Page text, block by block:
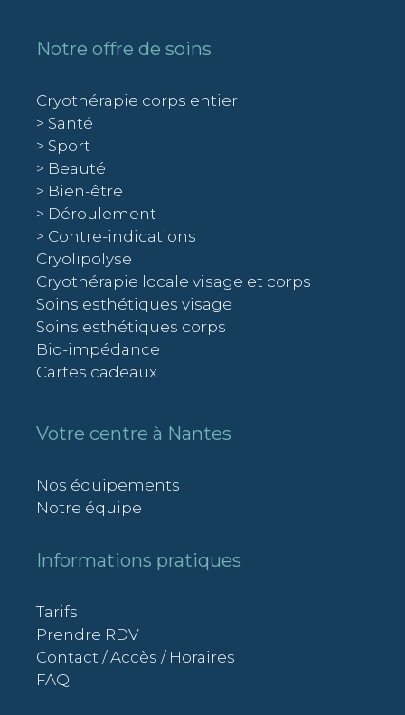
Notre offre de soins
Cryothérapie corps entier
> Santé
> Sport
> Beauté
> Bien-être
> Déroulement
> Contre-indications
Cryolipolyse
Cryothérapie locale visage et corps
Soins esthétiques visage
Soins esthétiques corps
Bio-impédance
Cartes cadeaux
Votre centre à Nantes
Nos équipements
Notre équipe
Informations pratiques
Tarifs
Prendre RDV
Contact / Accès / Horaires
FAQ